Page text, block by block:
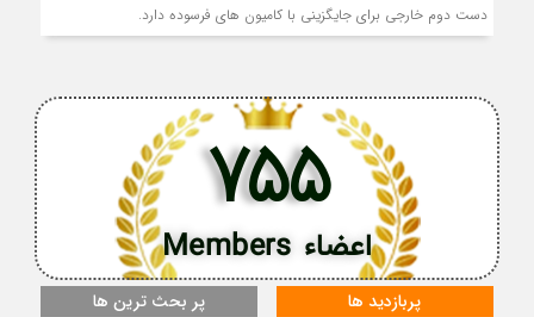
دست دوم خارجی برای جایگزینی با کامیون های فرسوده دارد.
اعضاء Members
755
پربازدید ها پر بحث ترین ها